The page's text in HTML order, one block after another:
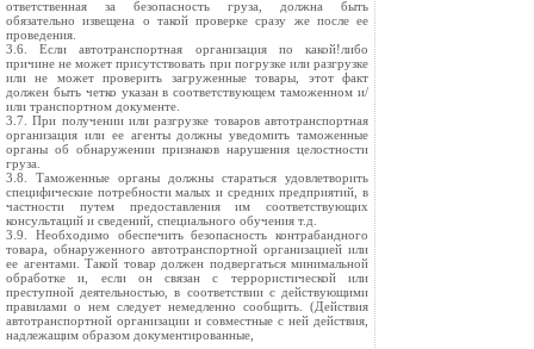
ответственная за безопасность груза, должна быть
обязательно извещена о такой проверке сразу же после ее
проведения.
3.6. Если автотранспортная организация по какой!либо
причине не может присутствовать при погрузке или разгрузке
или не может проверить загруженные товары, этот факт
должен быть четко указан в соответствующем таможенном и/
или транспортном документе.
3.7. При получении или разгрузке товаров автотранспортная
организация или ее агенты должны уведомить таможенные
органы об обнаружении признаков нарушения целостности
груза.
3.8. Таможенные органы должны стараться удовлетворить
специфические потребности малых и средних предприятий, в
частности путем предоставления им соответствующих
консультаций и сведений, специального обучения т.д.
3.9. Необходимо обеспечить безопасность контрабандного
товара, обнаруженного автотранспортной организацией или
ее агентами. Такой товар должен подвергаться минимальной
обработке и, если он связан с террористической или
преступной деятельностью, в соответствии с действующими
правилами о нем следует немедленно сообщить. (Действия
автотранспортной организации и совместные с ней действия,
надлежащим образом документированные,